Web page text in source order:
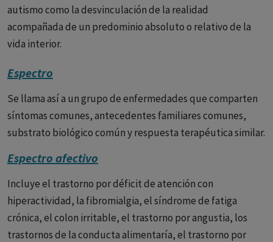
autismo como la desvinculación de la realidad
acompañada de un predominio absoluto o relativo de la
vida interior.
ParaEugen Minkowski
rico), que es la creación de un mundo autista. Este mismo
autor considera a la pérdida del contacto vital con la
realidad como el punto central de la esquizofrenia. El
autismo más intenso se da en el estupor catatónico. Pero el
el deprimido, sobre todo en las formas estuporosas,
puede presentarse autista, lo mismo que determinadas
personalidades como las esquizotípicas.
Espectro
Se llama así a un grupo de enfermedades que comparten
síntomas comunes, antecedentes familiares comunes,
substrato biológico común y respuesta terapéutica similar.
Espectro afectivo
Incluye el trastorno por déficit de atención con
hiperactividad, la fibromialgia, el síndrome de fatiga
crónica, el colon irritable, el trastorno por angustia, los
trastornos de la conducta alimentaría, el trastorno por